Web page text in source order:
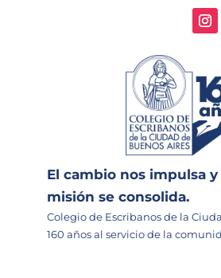
El cambio nos impulsa
misión se consolida.
Colegio de Escribanos de la
160 años al servicio de la